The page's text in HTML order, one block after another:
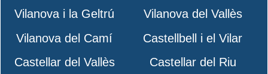
Vilanova i la Geltrú
Vilanova del Vallès
Vilanova del Camí
Castellbell i el Vilar
Castellar del Vallès
Castellar del Riu